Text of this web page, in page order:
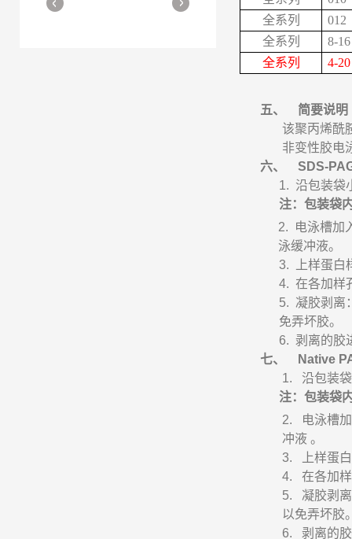
全系列
012
全系列
8-16
全系列
4-20
五、
简要说明
该聚丙烯酰
非变性胶电
六、
SDS-
1. 沿包装袋
注：包装袋
2.
电泳槽加
泳缓冲液。
3.
上样蛋
4. 在各加样
5. 凝胶剥离
免弄坏胶。
6. 剥离的胶
七、
Native
1.
沿包装
注：包装袋
2.
电泳槽
冲液 。
3.
上样蛋
4.
在各加
5.
凝胶剥
以免弄坏胶
6.
剥离的